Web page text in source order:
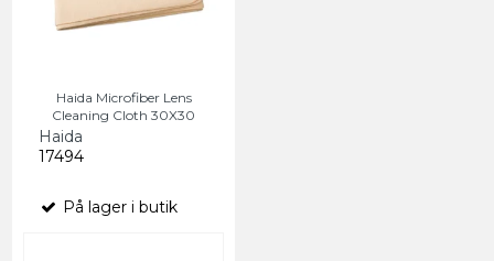
Haida Microfiber Lens
Cleaning Cloth 30X30
Haida
17494
På lager i butik